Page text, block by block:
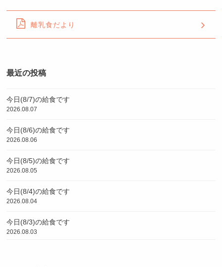
離乳食だより
最近の投稿
今日(8/7)の給食です
2026.08.07
今日(8/6)の給食です
2026.08.06
今日(8/5)の給食です
2026.08.05
今日(8/4)の給食です
2026.08.04
今日(8/3)の給食です
2026.08.03